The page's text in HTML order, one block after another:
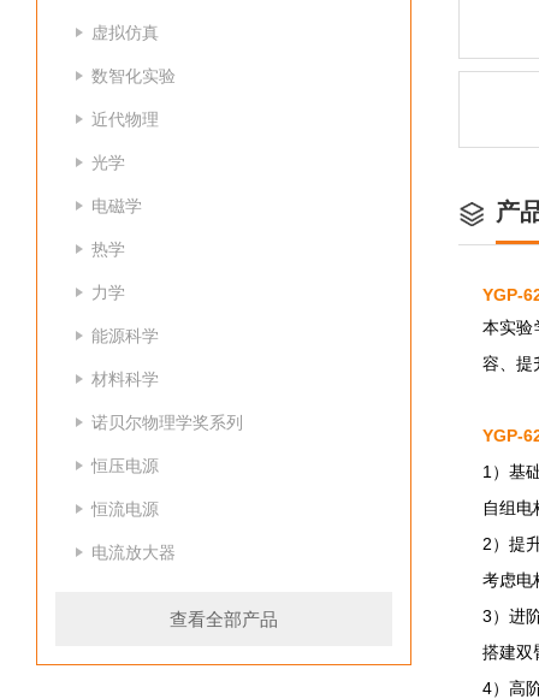
虚拟仿真
数智化实验
近代物理
光学
电磁学
热学
力学
能源科学
材料科学
诺贝尔物理学奖系列
恒压电源
恒流电源
电流放大器
查看全部产品
产
YGP-
本实验
容、提
YGP-
1）基
自组
2）提
考虑电
3）进
搭建双
4）高